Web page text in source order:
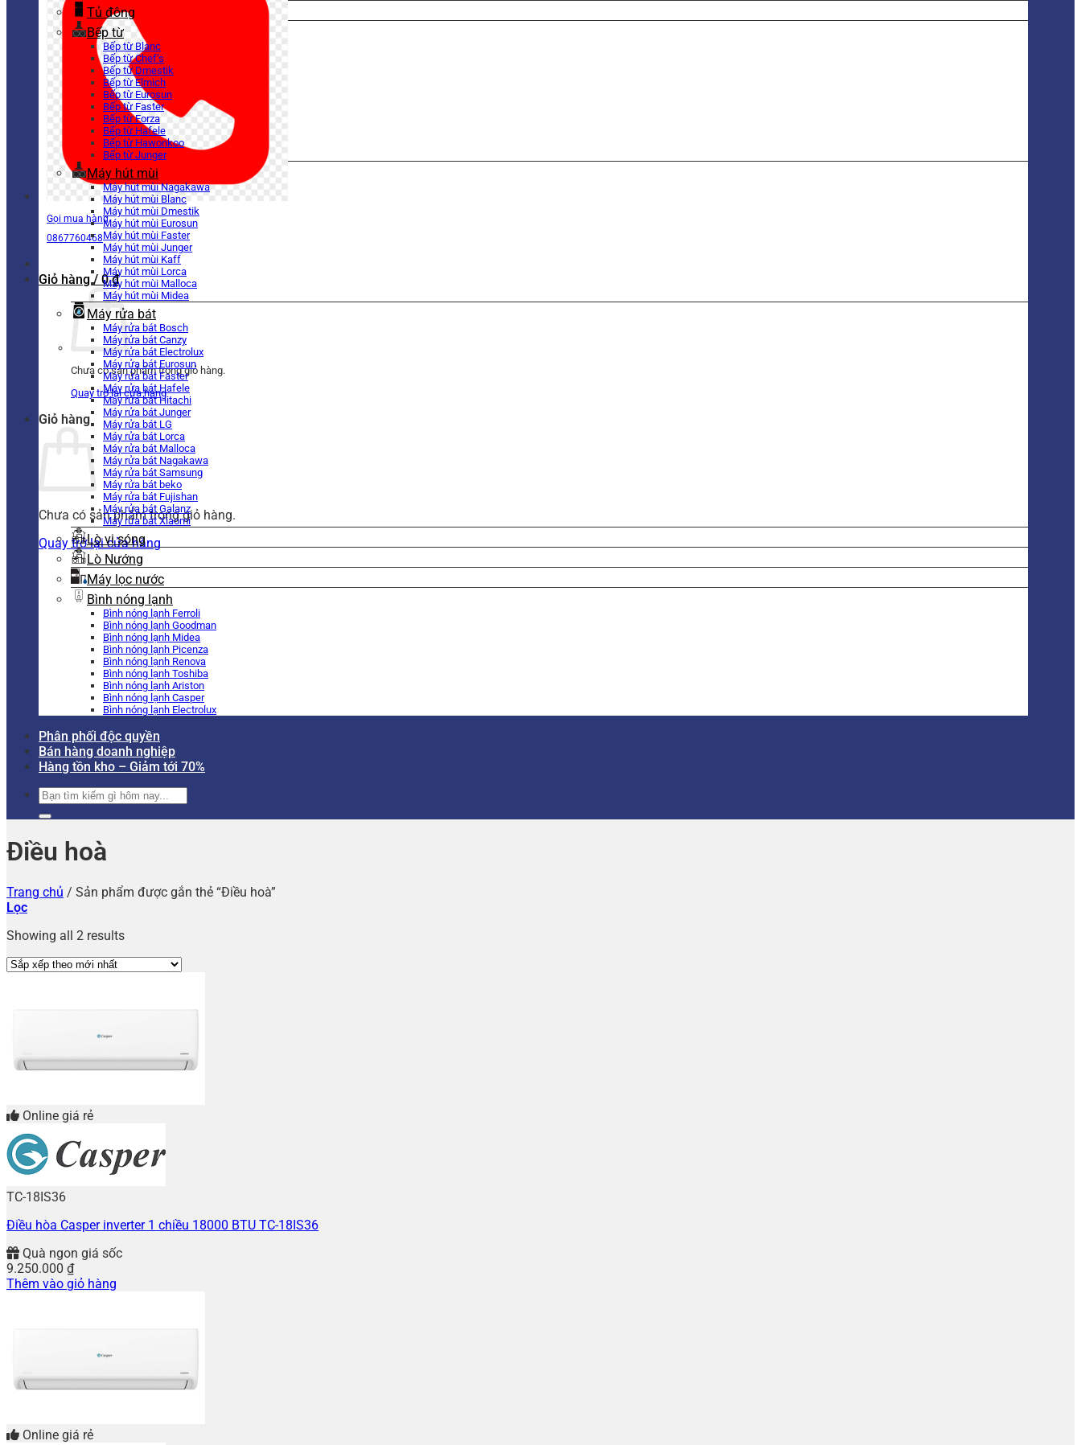
Gọi mua hàng
0867760468
Giỏ hàng / 0₫
Chưa có sản phẩm trong giỏ hàng.
Quay trở lại cửa hàng
Giỏ hàng
Chưa có sản phẩm trong giỏ hàng.
Quay trở lại cửa hàng
Tủ đông
Bếp từ
Bếp từ Blanc
Bếp từ Chef’s
Bếp từ Dmestik
Bếp từ Elmich
Bếp từ Eurosun
Bếp từ Faster
Bếp từ Forza
Bếp từ Hafele
Bếp từ Hawonkoo
Bếp từ Junger
Máy hút mùi
Máy hút mùi Nagakawa
Máy hút mùi Blanc
Máy hút mùi Dmestik
Máy hút mùi Eurosun
Máy hút mùi Faster
Máy hút mùi Junger
Máy hút mùi Kaff
Máy hút mùi Lorca
Máy hút mùi Malloca
Máy hút mùi Midea
Máy rửa bát
Máy rửa bát Bosch
Máy rửa bát Canzy
Máy rửa bát Electrolux
Máy rửa bát Eurosun
Máy rửa bát Faster
Máy rửa bát Hafele
Máy rửa bát Hitachi
Máy rửa bát Junger
Máy rửa bát LG
Máy rửa bát Lorca
Máy rửa bát Malloca
Máy rửa bát Nagakawa
Máy rửa bát Samsung
Máy rửa bát beko
Máy rửa bát Fujishan
Máy rửa bát Galanz
Máy rửa bát Xiaomi
Lò vi sóng
Lò Nướng
Máy lọc nước
Bình nóng lạnh
Bình nóng lạnh Ferroli
Bình nóng lạnh Goodman
Bình nóng lạnh Midea
Bình nóng lạnh Picenza
Bình nóng lạnh Renova
Bình nóng lạnh Toshiba
Bình nóng lạnh Ariston
Bình nóng lạnh Casper
Bình nóng lạnh Electrolux
Phân phối độc quyền
Bán hàng doanh nghiệp
Hàng tồn kho – Giảm tới 70%
Tìm
kiếm:
Điều hoà
Trang chủ / Sản phẩm được gắn thẻ “Điều hoà”
Lọc
Showing all 2 results
Online giá rẻ
TC-18IS36
Điều hòa Casper inverter 1 chiều 18000 BTU TC-18IS36
Quà ngon giá sốc
9.250.000 ₫
Thêm vào giỏ hàng
Online giá rẻ